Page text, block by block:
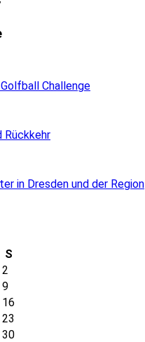
Challenge
Rückkehr
in Dresden und der Region
S
2
9
16
23
30